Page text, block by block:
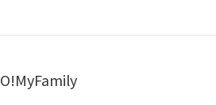
O!MyFamily